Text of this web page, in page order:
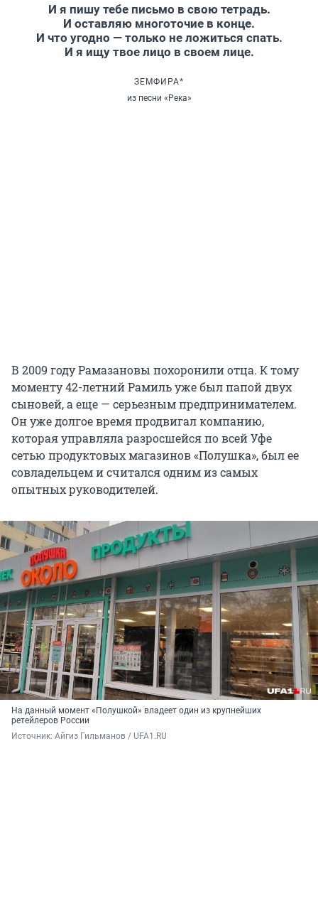
И я пишу тебе письмо в свою тетрадь.
И оставляю многоточие в конце.
И что угодно — только не ложиться спать.
И я ищу твое лицо в своем лице.
ЗЕМФИРА*
из песни «Река»
В 2009 году Рамазановы похоронили отца. К тому
моменту 42-летний Рамиль уже был папой двух
сыновей, а еще — серьезным предпринимателем.
Он уже долгое время продвигал компанию,
которая управляла разросшейся по всей Уфе
сетью продуктовых магазинов «Полушка», был ее
совладельцем и считался одним из самых
опытных руководителей.
На данный момент «Полушкой» владеет один из крупнейших
ретейлеров России
Источник: Айгиз Гильманов / UFA1.RU